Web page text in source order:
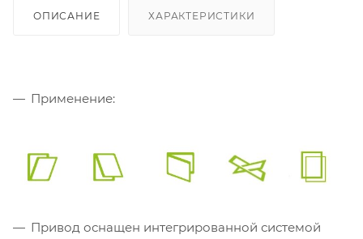
ОПИСАНИЕ ХАРАКТЕРИСТИКИ
Применение:
Привод оснащен интегрированной системой